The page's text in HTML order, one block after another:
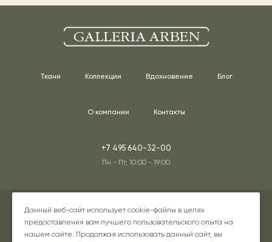
Ткани Коллекции Вдохновение Блог
О компании Контакты
+7 495 640-32-00
Пн - Пт, 10:00 - 19:00
Адреса наших шоурумов
Данный веб-сайт использует cookie-файлы в целях
предоставления вам лучшего пользовательского опыта на
нашем сайте. Продолжая использовать данный сайт, вы